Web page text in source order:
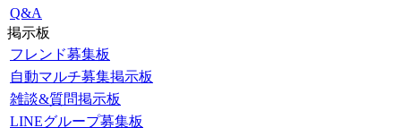
Q&A
掲示板
フレンド募集板
自動マルチ募集掲示板
雑談&質問掲示板
LINEグループ募集板